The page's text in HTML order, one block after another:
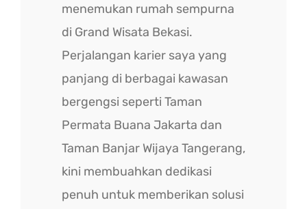
menemukan rumah sempurna
di Grand Wisata Bekasi.
Perjalangan karier saya yang
panjang di berbagai kawasan
bergengsi seperti Taman
Permata Buana Jakarta dan
Taman Banjar Wijaya Tangerang,
kini membuahkan dedikasi
penuh untuk memberikan solusi